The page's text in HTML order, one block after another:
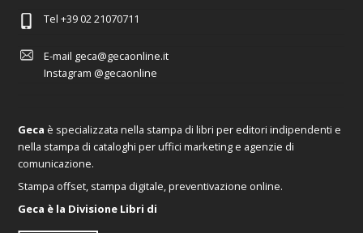
Tel +39 02 21070711
E-mail geca@gecaonline.it
Instagram @gecaonline
Geca è specializzata nella stampa di libri per editori indipendenti e
nella stampa di cataloghi per uffici marketing e agenzie di
comunicazione.
Stampa offset, stampa digitale, preventivazione online.
Geca è la Divisione Libri di